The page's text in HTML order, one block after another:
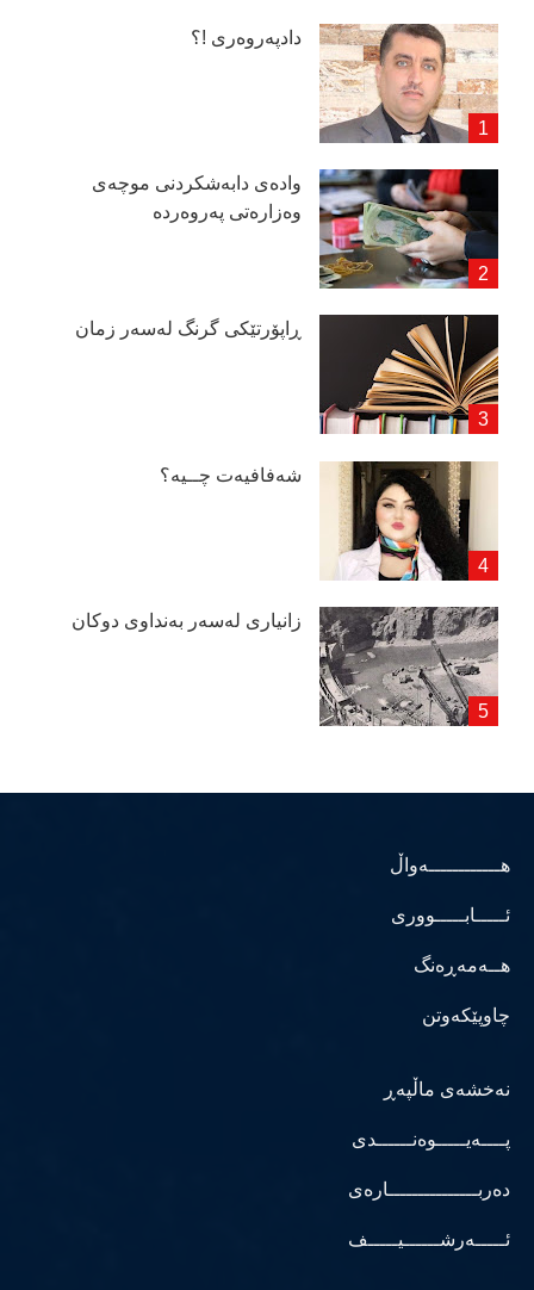
دادپەروەری !؟
وادەی دابەشكردنی موچەی
وەزارەتی پەروەردە
ڕاپۆرتێكی گرنگ لەسەر زمان
شەفافیەت چــیە؟
زانیاری لەسەر بەنداوی دوكان
هــــــــــــەواڵ
ئـــــابـــــووری
هــەمەڕەنگ
چاوپێکەوتن
نەخشەی ماڵپەڕ
پــــەیـــــوەنــــــدی
دەربـــــــــــــــارەی
ئـــــەرشــــــیـــــف